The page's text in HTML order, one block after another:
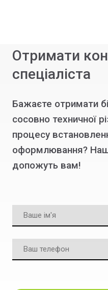
Отримати
спеціаліста
Бажаєте отримати
сосовно техничної
процесу
оформлювання?
допожуть вам!